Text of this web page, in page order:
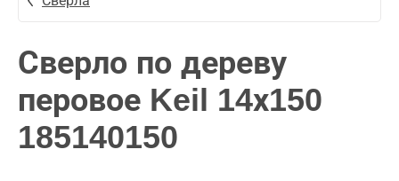
Сверло по дереву
перовое Keil 14х150
185140150